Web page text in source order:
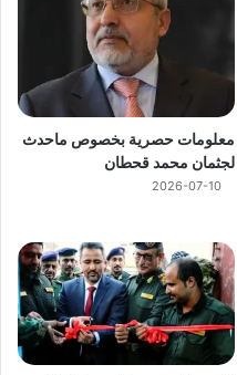
معلومات حصرية بخصوص ماحدث
لجثمان محمد قحطان
2026-07-10